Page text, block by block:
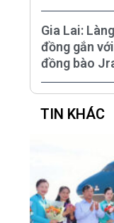
Gia Lai:
đồng gắn
đồng bào
TIN KHÁC